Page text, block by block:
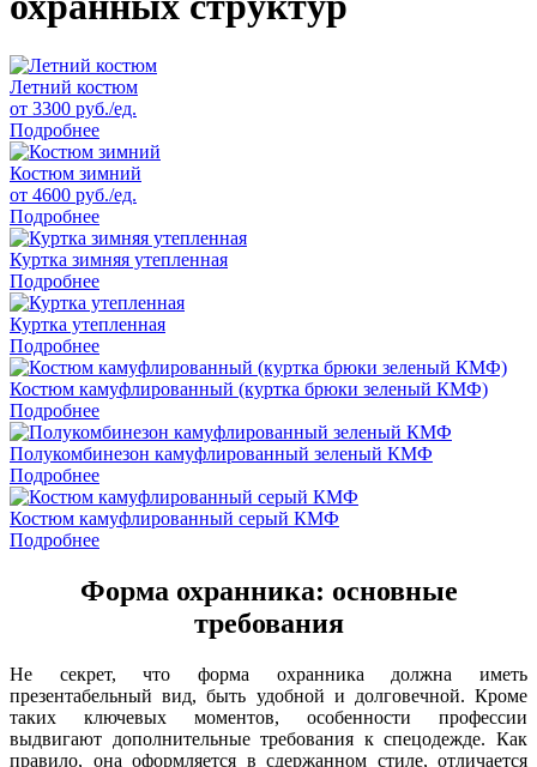
Летний костюм
от 3300 руб./ед.
Подробнее
Костюм зимний
от 4600 руб./ед.
Подробнее
Куртка зимняя утепленная
Подробнее
Куртка утепленная
Подробнее
Костюм камуфлированный (куртка брюки зеленый КМФ)
Подробнее
Полукомбинезон камуфлированный зеленый КМФ
Подробнее
Костюм камуфлированный серый КМФ
Подробнее
Форма охранника: основные
требования
Не секрет, что форма охранника должна иметь
презентабельный вид, быть удобной и долговечной. Кроме
таких ключевых моментов, особенности профессии
выдвигают дополнительные требования к спецодежде. Как
правило, она оформляется в сдержанном стиле, отличается